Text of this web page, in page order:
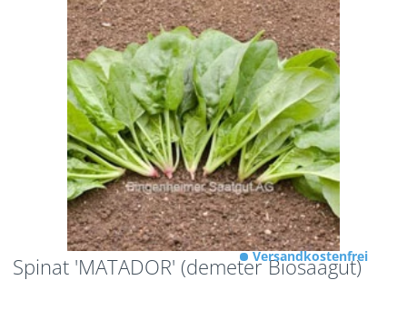
Spinat 'MATADOR' (demeter Biosaagut)
Versandkostenfrei